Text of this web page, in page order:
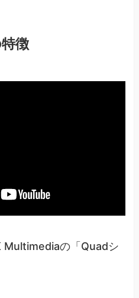
徴
Multimediaの「Quadシ